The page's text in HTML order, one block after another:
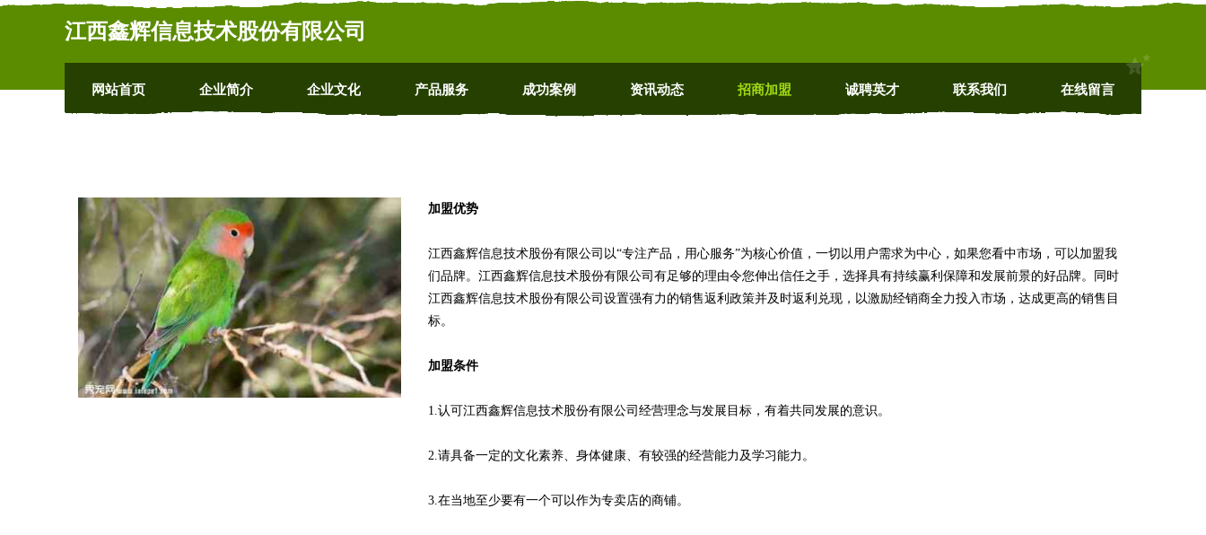
江西鑫辉信息技术股份有限公司
网站首页 企业简介 企业文化 产品服务 成功案例 资讯动态 招商加盟 诚聘英才 联系我们 在线留言
加盟优势
江西鑫辉信息技术股份有限公司以“专注产品，用心服务”为核心价值，一切以用户需求为中心，如果您看中市场，可以加盟我
们品牌。江西鑫辉信息技术股份有限公司有足够的理由令您伸出信任之手，选择具有持续赢利保障和发展前景的好品牌。同时
江西鑫辉信息技术股份有限公司设置强有力的销售返利政策并及时返利兑现，以激励经销商全力投入市场，达成更高的销售目
标。
加盟条件
1.认可江西鑫辉信息技术股份有限公司经营理念与发展目标，有着共同发展的意识。
2.请具备一定的文化素养、身体健康、有较强的经营能力及学习能力。
3.在当地至少要有一个可以作为专卖店的商铺。